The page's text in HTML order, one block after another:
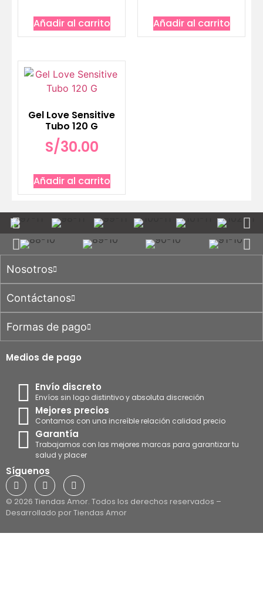
Añadir al carrito Añadir al carrito
Gel Love Sensitive
Tubo 120 G
S/30.00
Añadir al carrito
Nosotros
Contáctanos
Formas de pago
Medios de pago
Envío discreto
Envíos sin logo distintivo y absoluta discreción
Mejores precios
Contamos con una increíble relación calidad precio
Garantía
Trabajamos con las mejores marcas para garantizar tu
salud y placer
Síguenos
© 2026 Tiendas Amor. Todos los derechos reservados –
Desarrollado por Tiendas Amor